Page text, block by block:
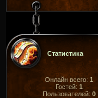
Статистика
Онлайн всего: 1
Гостей: 1
Пользователей: 0